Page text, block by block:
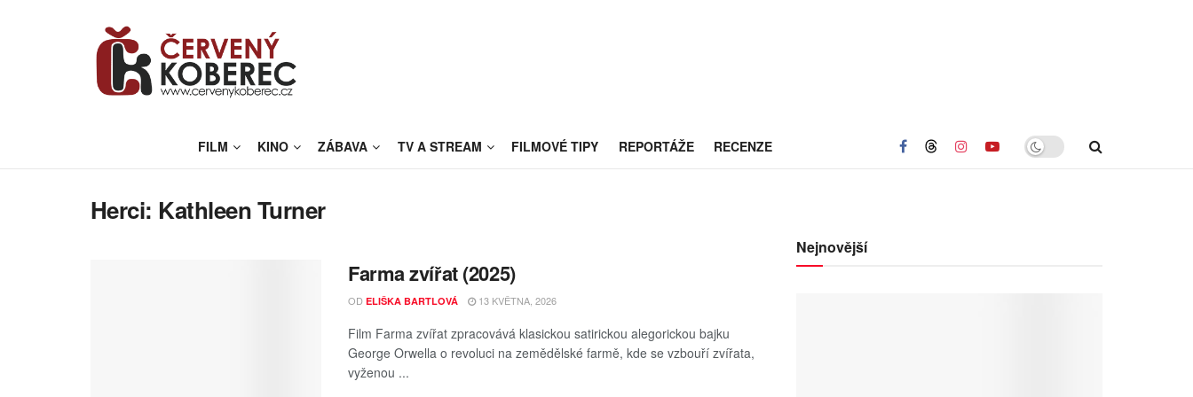
FILM KINO ZÁBAVA TV A STREAM FILMOVÉ TIPY REPORTÁŽE RECENZE
Herci: Kathleen Turner
Farma zvířat (2025)
OD ELIŠKA BARTLOVÁ 13 KVĚTNA, 2026
Film Farma zvířat zpracovává klasickou satirickou alegorickou bajku
George Orwella o revoluci na zemědělské farmě, kde se vzbouří zvířata,
vyženou ...
Nejnovější